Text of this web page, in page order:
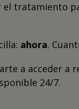
el tratamiento
ahora.
a acceder
24/7.